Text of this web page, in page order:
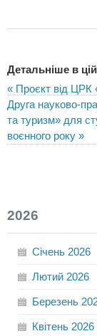
Детальніше в цій
« Проєкт від ЦРК
Друга науково-
та туризм» для
воєнного року »
2026
Січень 2026
Лютий 2026
Березень
Квітень 2026